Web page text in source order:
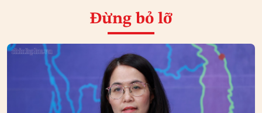
Đừng bỏ lỡ